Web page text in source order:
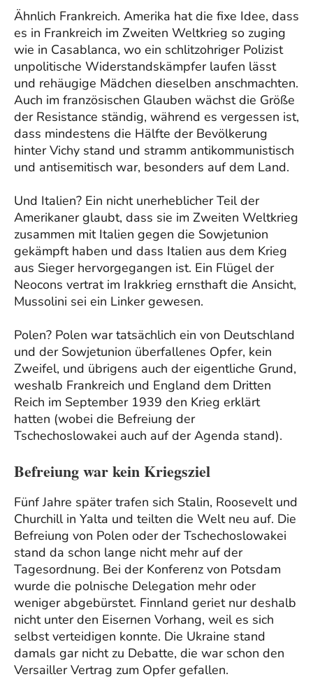
Ähnlich Frankreich. Amerika hat die fixe Idee, dass
es in Frankreich im Zweiten Weltkrieg so zuging
wie in Casablanca, wo ein schlitzohriger Polizist
unpolitische Widerstandskämpfer laufen lässt
und rehäugige Mädchen dieselben anschmachten.
Auch im französischen Glauben wächst die Größe
der Resistance ständig, während es vergessen ist,
dass mindestens die Hälfte der Bevölkerung
hinter Vichy stand und stramm antikommunistisch
und antisemitisch war, besonders auf dem Land.
Und Italien? Ein nicht unerheblicher Teil der
Amerikaner glaubt, dass sie im Zweiten Weltkrieg
zusammen mit Italien gegen die Sowjetunion
gekämpft haben und dass Italien aus dem Krieg
aus Sieger hervorgegangen ist. Ein Flügel der
Neocons vertrat im Irakkrieg ernsthaft die Ansicht,
Mussolini sei ein Linker gewesen.
Polen? Polen war tatsächlich ein von Deutschland
und der Sowjetunion überfallenes Opfer, kein
Zweifel, und übrigens auch der eigentliche Grund,
weshalb Frankreich und England dem Dritten
Reich im September 1939 den Krieg erklärt
hatten (wobei die Befreiung der
Tschechoslowakei auch auf der Agenda stand).
Befreiung war kein Kriegsziel
Fünf Jahre später trafen sich Stalin, Roosevelt und
Churchill in Yalta und teilten die Welt neu auf. Die
Befreiung von Polen oder der Tschechoslowakei
stand da schon lange nicht mehr auf der
Tagesordnung. Bei der Konferenz von Potsdam
wurde die polnische Delegation mehr oder
weniger abgebürstet. Finnland geriet nur deshalb
nicht unter den Eisernen Vorhang, weil es sich
selbst verteidigen konnte. Die Ukraine stand
damals gar nicht zu Debatte, die war schon den
Versailler Vertrag zum Opfer gefallen.